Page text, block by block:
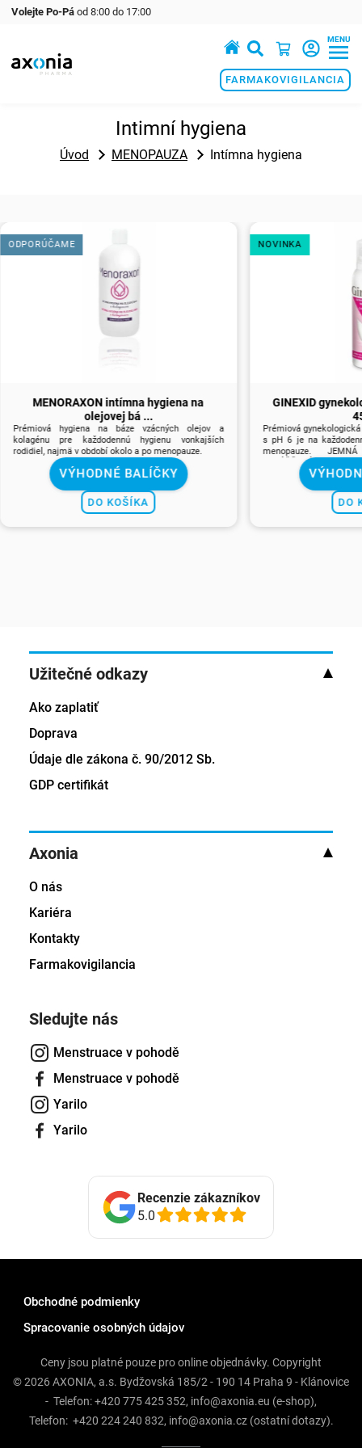
Volejte Po-Pá od 8:00 do 17:00
MENU
FARMAKOVIGILANCIA
Intimní hygiena
Úvod MENOPAUZA Intímna hygiena
ODPORÚČAME
MENORAXON intímna hygiena na
olejovej bá ...
Prémiová hygiena na báze vzácných olejov a
kolagénu pre každodennú hygienu vonkajších
rodidiel, najmä v období okolo a po menopauze.
VÝHODNÉ BALÍČKY
DO KOŠÍKA
NOVINKA
GINEXID
Prémiová
s pH 6 je na
menopauze. JEMNÁ - UPOKOJUJÚCA -
ZVLÁČŇUJÚCA
DO
Axonia
O nás
Kariéra
Kontakty
Farmakovigilancia
Užitečné odkazy
Ako zaplatiť
Doprava
Údaje dle zákona č. 90/2012 Sb.
GDP certifikát
Sledujte nás
Menstruace v pohodě
Menstruace v pohodě
Yarilo
Yarilo
Recenzie zákazníkov
5.0
Obchodné podmienky
Spracovanie osobných údajov
Ceny jsou platné pouze pro online objednávky. Copyright
© 2026 AXONIA, a.s. Bydžovská 185/2 - 190 14 Praha 9 - Klánovice
- Telefon:+420 775 425 352, info@axonia.eu (e-shop),
Telefon: +420 224 240 832, info@axonia.cz(ostatní dotazy).